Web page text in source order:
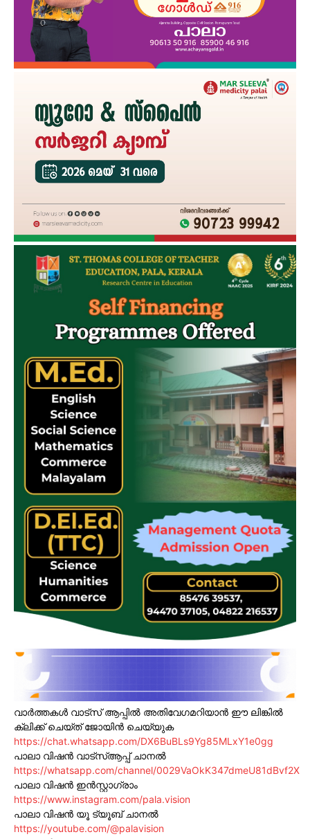
വാർത്തകൾ വാട്സ് ആപ്പിൽ അതിവേഗമറിയാൻ ഈ ലിങ്കിൽ
ക്ലിക്ക് ചെയ്ത് ജോയിൻ ചെയ്യുക
https://chat.whatsapp.com/DX6BuBLs9Yg85MLxY1e0gg
പാലാ വിഷൻ വാട്സ്ആപ്പ് ചാനൽ
https://whatsapp.com/channel/0029VaOkK347dmeU81dBvf2X
പാലാ വിഷൻ ഇൻസ്റ്റാഗ്രാം
https://www.instagram.com/pala.vision
പാലാ വിഷൻ യൂ ട്യൂബ് ചാനൽ
https://youtube.com/@palavision